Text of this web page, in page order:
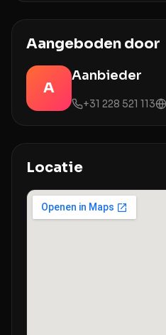
Aangeboden door
A
Aanbieder
+31 228 521 113
Locatie